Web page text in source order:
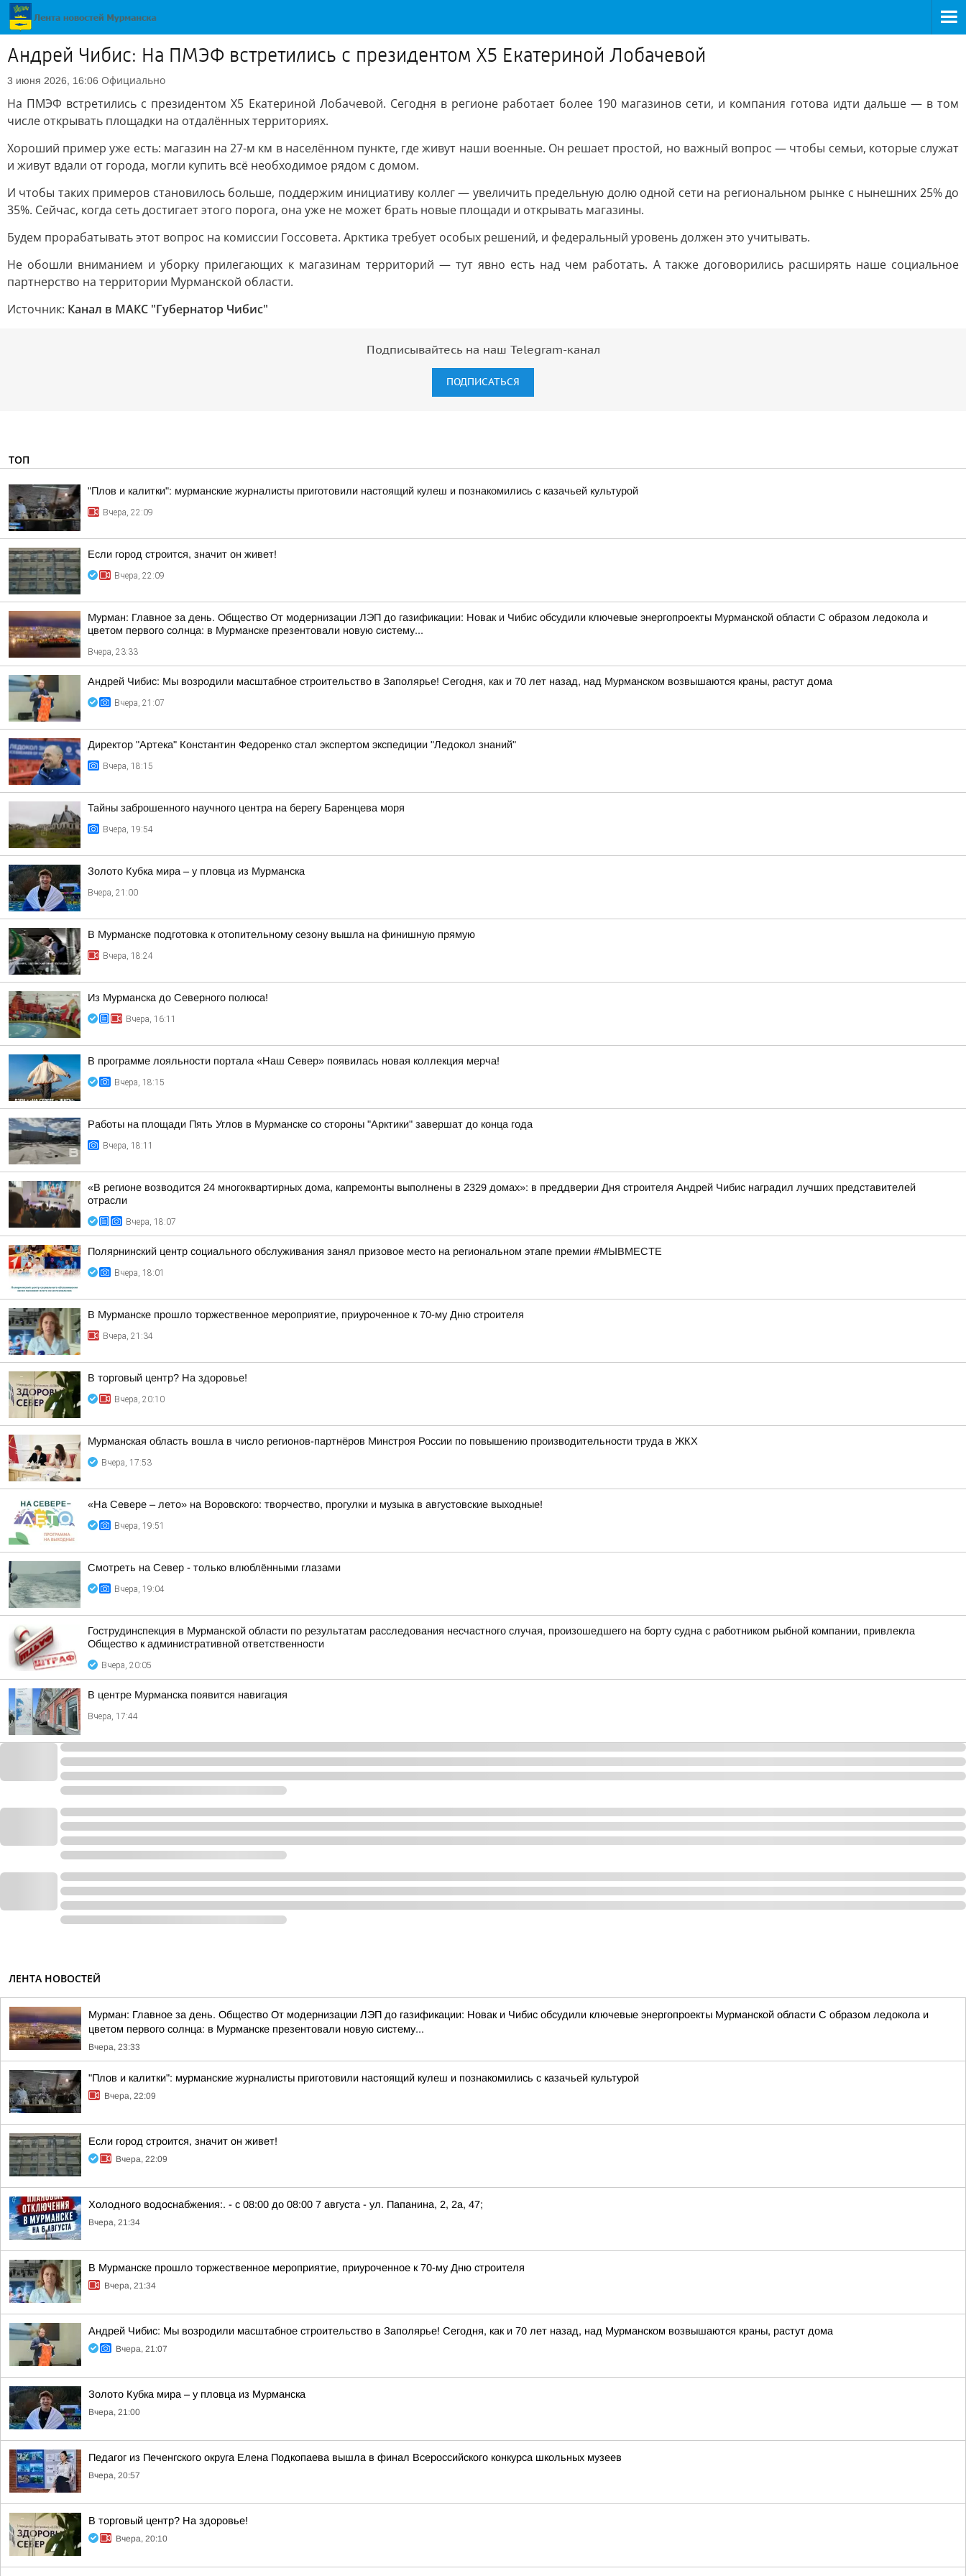
Андрей Чибис: На ПМЭФ встретились с президентом X5 Екатериной Лобачевой
3 июня 2026, 16:06 Официально
На ПМЭФ встретились с президентом X5 Екатериной Лобачевой. Сегодня в регионе работает более 190 магазинов сети, и компания готова идти дальше — в том
числе открывать площадки на отдалённых территориях.
Хороший пример уже есть: магазин на 27-м км в населённом пункте, где живут наши военные. Он решает простой, но важный вопрос — чтобы семьи, которые служат
и живут вдали от города, могли купить всё необходимое рядом с домом.
И чтобы таких примеров становилось больше, поддержим инициативу коллег — увеличить предельную долю одной сети на региональном рынке с нынешних 25% до
35%. Сейчас, когда сеть достигает этого порога, она уже не может брать новые площади и открывать магазины.
Будем прорабатывать этот вопрос на комиссии Госсовета. Арктика требует особых решений, и федеральный уровень должен это учитывать.
Не обошли вниманием и уборку прилегающих к магазинам территорий — тут явно есть над чем работать. А также договорились расширять наше социальное
партнерство на территории Мурманской области.
Источник: Канал в МАКС "Губернатор Чибис"
Подписывайтесь на наш Telegram-канал
ПОДПИСАТЬСЯ
ТОП
"Плов и калитки": мурманские журналисты приготовили настоящий кулеш и познакомились с казачьей культурой
Вчера, 22:09
Если город строится, значит он живет!
Вчера, 22:09
Мурман: Главное за день. Общество От модернизации ЛЭП до газификации: Новак и Чибис обсудили ключевые энергопроекты Мурманской области С образом ледокола и
цветом первого солнца: в Мурманске презентовали новую систему...
Вчера, 23:33
Андрей Чибис: Мы возродили масштабное строительство в Заполярье! Сегодня, как и 70 лет назад, над Мурманском возвышаются краны, растут дома
Вчера, 21:07
Директор "Артека" Константин Федоренко стал экспертом экспедиции "Ледокол знаний"
Вчера, 18:15
Тайны заброшенного научного центра на берегу Баренцева моря
Вчера, 19:54
Золото Кубка мира – у пловца из Мурманска
Вчера, 21:00
В Мурманске подготовка к отопительному сезону вышла на финишную прямую
Вчера, 18:24
Из Мурманска до Северного полюса!
Вчера, 16:11
В программе лояльности портала «Наш Север» появилась новая коллекция мерча!
Вчера, 18:15
Работы на площади Пять Углов в Мурманске со стороны "Арктики" завершат до конца года
Вчера, 18:11
«В регионе возводится 24 многоквартирных дома, капремонты выполнены в 2329 домах»: в преддверии Дня строителя Андрей Чибис наградил лучших представителей
отрасли
Вчера, 18:07
Полярнинский центр социального обслуживания занял призовое место на региональном этапе премии #МЫВМЕСТЕ
Вчера, 18:01
В Мурманске прошло торжественное мероприятие, приуроченное к 70-му Дню строителя
Вчера, 21:34
В торговый центр? На здоровье!
Вчера, 20:10
Мурманская область вошла в число регионов-партнёров Минстроя России по повышению производительности труда в ЖКХ
Вчера, 17:53
«На Севере – лето» на Воровского: творчество, прогулки и музыка в августовские выходные!
Вчера, 19:51
Смотреть на Север - только влюблёнными глазами
Вчера, 19:04
Гострудинспекция в Мурманской области по результатам расследования несчастного случая, произошедшего на борту судна с работником рыбной компании, привлекла
Общество к административной ответственности
Вчера, 20:05
В центре Мурманска появится навигация
Вчера, 17:44
ЛЕНТА НОВОСТЕЙ
Мурман: Главное за день. Общество От модернизации ЛЭП до газификации: Новак и Чибис обсудили ключевые энергопроекты Мурманской области С образом ледокола и
цветом первого солнца: в Мурманске презентовали новую систему...
Вчера, 23:33
"Плов и калитки": мурманские журналисты приготовили настоящий кулеш и познакомились с казачьей культурой
Вчера, 22:09
Если город строится, значит он живет!
Вчера, 22:09
Холодного водоснабжения:. - с 08:00 до 08:00 7 августа - ул. Папанина, 2, 2а, 47;
Вчера, 21:34
В Мурманске прошло торжественное мероприятие, приуроченное к 70-му Дню строителя
Вчера, 21:34
Андрей Чибис: Мы возродили масштабное строительство в Заполярье! Сегодня, как и 70 лет назад, над Мурманском возвышаются краны, растут дома
Вчера, 21:07
Золото Кубка мира – у пловца из Мурманска
Вчера, 21:00
Педагог из Печенгского округа Елена Подкопаева вышла в финал Всероссийского конкурса школьных музеев
Вчера, 20:57
В торговый центр? На здоровье!
Вчера, 20:10